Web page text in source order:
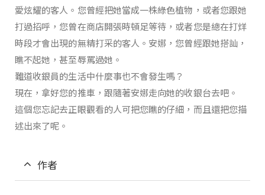
愛炫耀的客人。您曾經把她當成一株綠色植物，或者您跟她
打過招呼，您曾在商店開張時頓足等待，或者您是總在打烊
時段才會出現的無精打采的客人。安娜，您曾經跟她搭訕，
瞧不起她，甚至辱罵過她。
難道收銀員的生活中什麼事也不會發生嗎？
現在，拿好您的推車，跟隨著安娜走向她的收銀台去吧。
這個您忘記去正眼觀看的人可把您瞧的仔細，而且還把您描
述出來了呢。
作者